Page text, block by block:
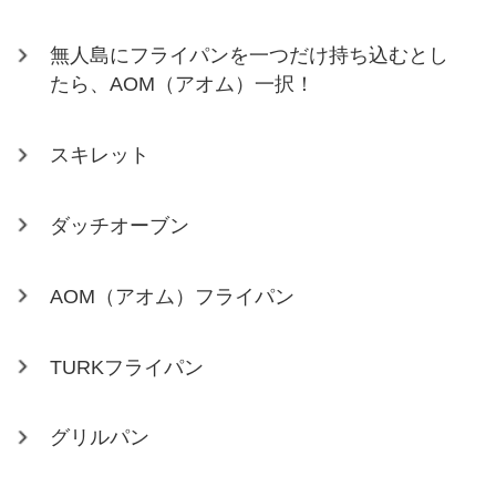
無人島にフライパンを一つだけ持ち込むとし
たら、AOM（アオム）一択！
スキレット
ダッチオーブン
AOM（アオム）フライパン
TURKフライパン
グリルパン